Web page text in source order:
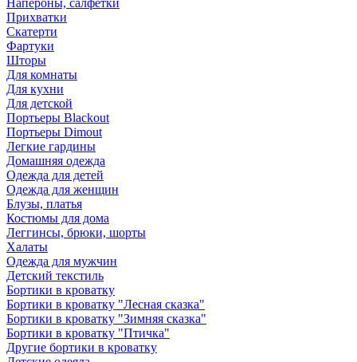
Напероны, салфетки
Прихватки
Скатерти
Фартуки
Шторы
Для комнаты
Для кухни
Для детской
Портьеры Blackout
Портьеры Dimout
Легкие гардины
Домашняя одежда
Одежда для детей
Одежда для женщин
Блузы, платья
Костюмы для дома
Леггинсы, брюки, шорты
Халаты
Одежда для мужчин
Детский текстиль
Бортики в кроватку
Бортики в кроватку "Лесная сказка"
Бортики в кроватку "Зимняя сказка"
Бортики в кроватку "Птичка"
Другие бортики в кроватку